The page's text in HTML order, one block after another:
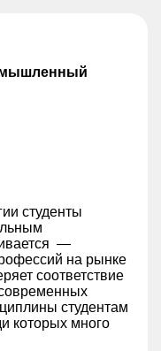
студенты‎
—
на рынке
соответствие
студентам
которых много